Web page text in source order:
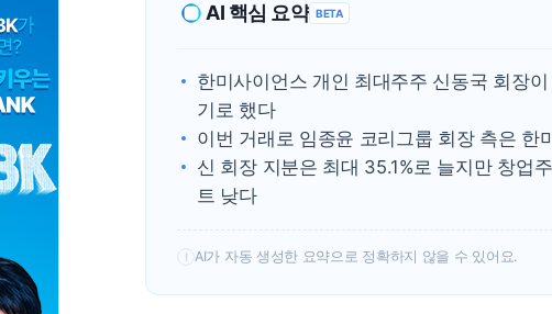
AI 핵심 요약 BETA
한미사이언스 개인 최대주주 신동국 회장
기로 했다
이번 거래로 임종윤 코리그룹 회장 측은
신 회장 지분은 최대 35.1%로 늘지만 창업
트 낮다
! AI가 자동 생성한 요약으로 정확하지 않을 수 있어요.